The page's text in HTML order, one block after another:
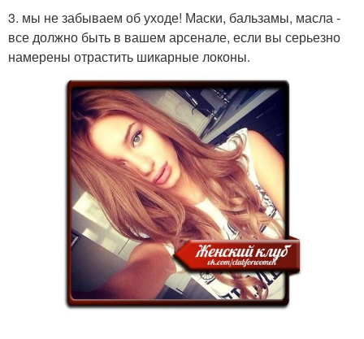
3. мы не забываем об уходе! Маски, бальзамы, масла -
все должно быть в вашем арсенале, если вы серьезно
намерены отрастить шикарные локоны.